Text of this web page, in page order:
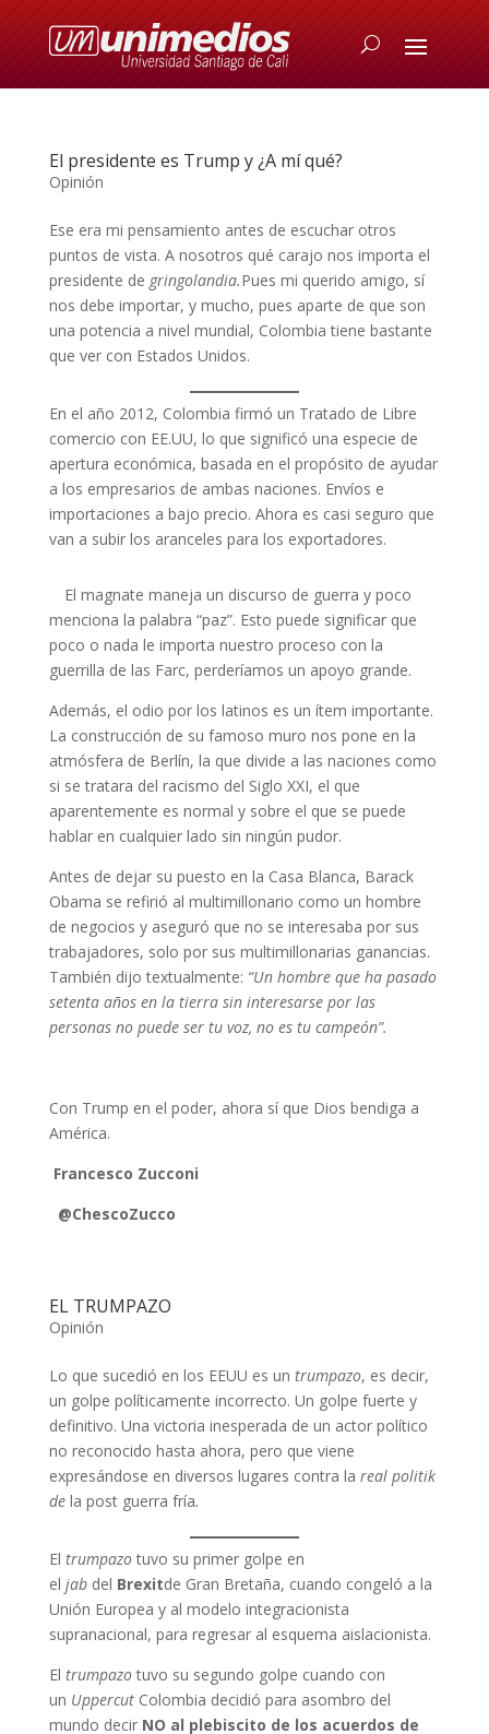
El presidente es Trump y ¿A mí qué?
Opinión
Ese era mi pensamiento antes de escuchar otros
puntos de vista. A nosotros qué carajo nos importa el
presidente de gringolandia.Pues mi querido amigo, sí
nos debe importar, y mucho, pues aparte de que son
una potencia a nivel mundial, Colombia tiene bastante
que ver con Estados Unidos.
En el año 2012, Colombia firmó un Tratado de Libre
comercio con EE.UU, lo que significó una especie de
apertura económica, basada en el propósito de ayudar
a los empresarios de ambas naciones. Envíos e
importaciones a bajo precio. Ahora es casi seguro que
van a subir los aranceles para los exportadores.
El magnate maneja un discurso de guerra y poco
menciona la palabra “paz”. Esto puede significar que
poco o nada le importa nuestro proceso con la
guerrilla de las Farc, perderíamos un apoyo grande.
Además, el odio por los latinos es un ítem importante.
La construcción de su famoso muro nos pone en la
atmósfera de Berlín, la que divide a las naciones como
si se tratara del racismo del Siglo XXI, el que
aparentemente es normal y sobre el que se puede
hablar en cualquier lado sin ningún pudor.
Antes de dejar su puesto en la Casa Blanca, Barack
Obama se refirió al multimillonario como un hombre
de negocios y aseguró que no se interesaba por sus
trabajadores, solo por sus multimillonarias ganancias.
También dijo textualmente: “Un hombre que ha pasado
setenta años en la tierra sin interesarse por las
personas no puede ser tu voz, no es tu campeón”.
Con Trump en el poder, ahora sí que Dios bendiga a
América.
Francesco Zucconi
@ChescoZucco
EL TRUMPAZO
Opinión
Lo que sucedió en los EEUU es un trumpazo, es decir,
un golpe políticamente incorrecto. Un golpe fuerte y
definitivo. Una victoria inesperada de un actor político
no reconocido hasta ahora, pero que viene
expresándose en diversos lugares contra la real politik
de la post guerra fría.
El trumpazotuvo su primer golpe en
el jabdel Brexitde Gran Bretaña, cuando congeló a la
Unión Europea y al modelo integracionista
supranacional, para regresar al esquema aislacionista.
El trumpazotuvo su segundo golpe cuando con
un UppercutColombia decidió para asombro del
mundo decir NO al plebiscito de los acuerdos de